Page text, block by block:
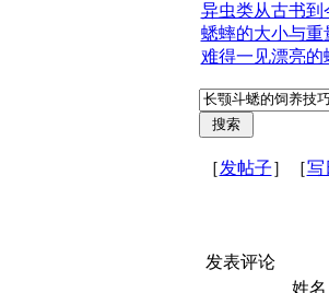
异虫类从古书到
蟋蟀的大小与重
难得一见漂亮的
［发帖子］［写
发表评论
姓名